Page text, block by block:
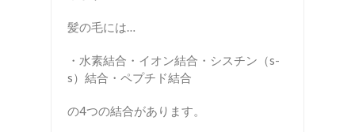
髪の毛には…
・水素結合・イオン結合・シスチン（s-
s）結合・ペプチド結合
の4つの結合があります。